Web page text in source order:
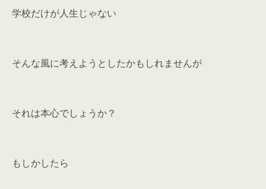
学校だけが人生じゃない
そんな風に考えようとしたかもしれませんが
それは本心でしょうか？
もしかしたら